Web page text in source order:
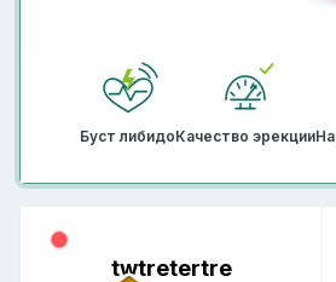
Буст либидоКачество эрекции
twtretertre